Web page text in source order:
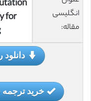
انگلیسی
مقاله:
for
خرید